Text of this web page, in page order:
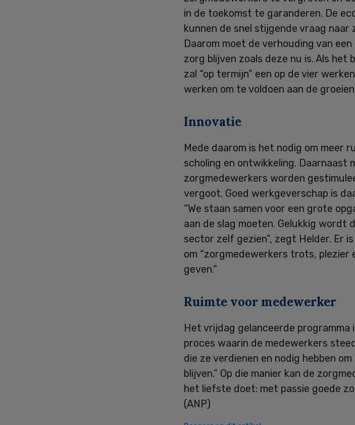
in de toekomst te garanderen. De
kunnen de snel stijgende vraag
Daarom moet de verhouding van
zorg blijven zoals deze nu is. Als
zal “op termijn” een op de vier
werken om te voldoen aan de
Innovatie
Mede daarom is het nodig om meer
scholing en ontwikkeling. Daarnaast
zorgmedewerkers worden
vergoot. Goed werkgeverschap is
“We staan samen voor een grote
aan de slag moeten. Gelukkig wordt
sector zelf gezien”, zegt Helder. Er
om “zorgmedewerkers trots, plezier
geven.”
Ruimte voor medewerker
Het vrijdag gelanceerde programma
proces waarin de medewerkers
die ze verdienen en nodig hebben
blijven.” Op die manier kan de
het liefste doet: met passie goede
(ANP)